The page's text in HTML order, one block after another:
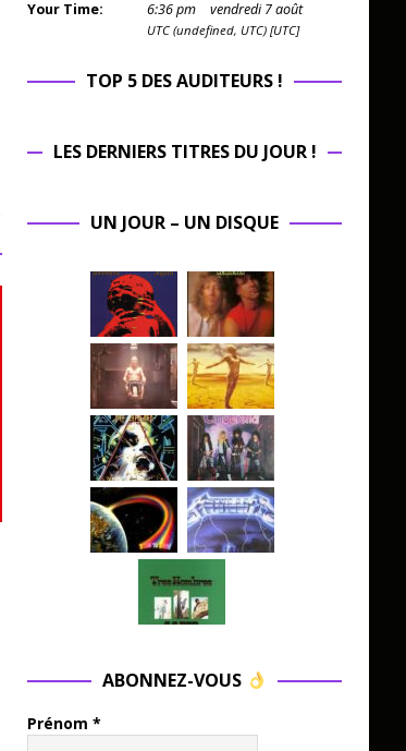
Your Time: 6:36pm vendredi 7 août
UTC (undefined, UTC) [UTC]
TOP 5 DES AUDITEURS !
LES DERNIERS TITRES DU JOUR !
UN JOUR – UN DISQUE
ABONNEZ-VOUS
Prénom *